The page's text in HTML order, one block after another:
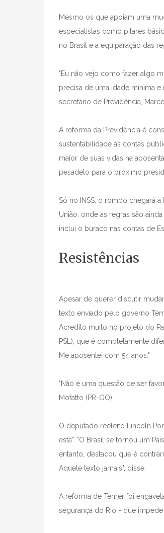
Mesmo os que apoiam uma
especialistas como pilares
no Brasil e a equiparação das
"Eu não vejo como fazer algo
precisa de uma idade mínima
secretário de Previdência,
A reforma da Previdência é
sustentabilidade às contas
maior de suas vidas na
pesadelo para o próximo
Só no INSS, o rombo chegará
União, onde as regras são
inclui o buraco nas contas de
Resistências
Apesar de querer discutir
texto enviado pelo governo
Acredito muito no projeto do
PSL), que é completamente
Me aposentei com 54 anos."
"Não é uma questão de ser
Mofatto (PR-GO).
O deputado reeleito Lincoln
está". "O Brasil se tornou um
entanto, destacou que é
Aquele texto jamais", disse.
A reforma de Temer foi
segurança do Rio - que impede